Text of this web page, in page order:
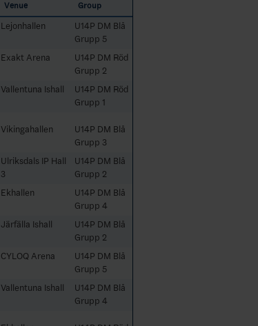
Venue Group
Lejonhallen
U14P DM Blå
Grupp 5
Exakt Arena
U14P DM Röd
Grupp 2
Vallentuna Ishall
U14P DM Röd
Grupp 1
Vikingahallen
U14P DM Blå
Grupp 3
Ulriksdals IP Hall
3
U14P DM Blå
Grupp 2
Ekhallen
U14P DM Blå
Grupp 4
Järfälla Ishall
U14P DM Blå
Grupp 2
CYLOQ Arena
U14P DM Blå
Grupp 5
Vallentuna Ishall
U14P DM Blå
Grupp 4